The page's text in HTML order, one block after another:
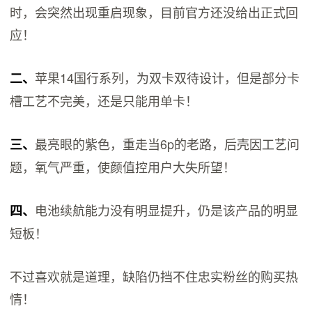
时，会突然出现重启现象，目前官方还没给出正式回
应！
二、 苹果14国行系列，为双卡双待设计，但是部分卡
槽工艺不完美，还是只能用单卡！
三、 最亮眼的紫色，重走当6p的老路，后壳因工艺问
题，氧气严重，使颜值控用户大失所望！
四、 电池续航能力没有明显提升，仍是该‬产品的‬明显
短板！
不过喜欢就是道理，缺陷仍挡不住忠实粉丝的购买热
情！